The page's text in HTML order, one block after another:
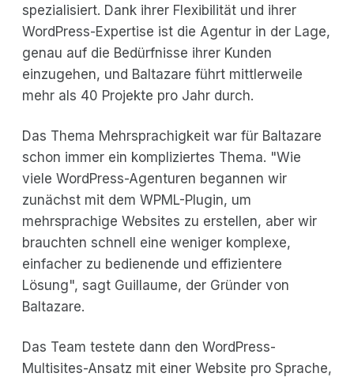
spezialisiert. Dank ihrer Flexibilität und ihrer
WordPress-Expertise ist die Agentur in der Lage,
genau auf die Bedürfnisse ihrer Kunden
einzugehen, und Baltazare führt mittlerweile
mehr als 40 Projekte pro Jahr durch.
Das Thema Mehrsprachigkeit war für Baltazare
schon immer ein kompliziertes Thema. "Wie
viele WordPress-Agenturen begannen wir
zunächst mit dem WPML-Plugin, um
mehrsprachige Websites zu erstellen, aber wir
brauchten schnell eine weniger komplexe,
einfacher zu bedienende und effizientere
Lösung", sagt Guillaume, der Gründer von
Baltazare.
Das Team testete dann den WordPress-
Multisites-Ansatz mit einer Website pro Sprache,